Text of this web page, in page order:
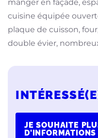
manger en façade,
cuisine équipée
plaque de cuisson,
double évier,
JE SOUHAITE
D'INFORMATIONS